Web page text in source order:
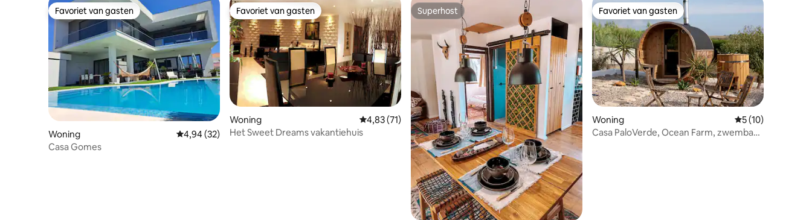
Favoriet van gasten
Favoriet van gasten
Woning Gemiddelde beoordeling van 4,94 op 5, 32 recensies
4,94 (32)
Casa Gomes
Favoriet van gasten
Favoriet van gasten
Woning Gemiddelde beoordeling van 4,83 op 5, 71 recensies
4,83 (71)
Het Sweet Dreams vakantiehuis
Superhost
Superhost Favoriet van gasten
Favoriet van gasten
Woning Gemiddelde
5 (10)
Casa PaloVerde, Ocean Farm, zwembad